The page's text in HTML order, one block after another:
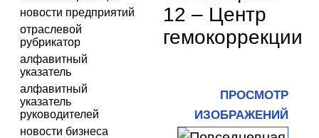
новости предприятий
отраслевой
рубрикатор
алфавитный
указатель
алфавитный
указатель
руководителей
новости бизнеса
12 – Центр
гемокоррекции
ПРОСМОТР
ИЗОБРАЖЕНИЙ